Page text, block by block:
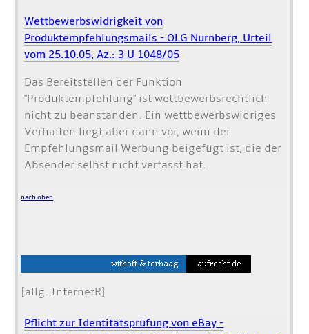
Wettbewerbswidrigkeit von
Produktempfehlungsmails - OLG Nürnberg, Urteil
vom 25.10.05, Az.: 3 U 1048/05
Das Bereitstellen der Funktion
"Produktempfehlung" ist wettbewerbsrechtlich
nicht zu beanstanden. Ein wettbewerbswidriges
Verhalten liegt aber dann vor, wenn der
Empfehlungsmail Werbung beigefügt ist, die der
Absender selbst nicht verfasst hat.
nach oben
[allg. InternetR]
Pflicht zur Identitätsprüfung von eBay -